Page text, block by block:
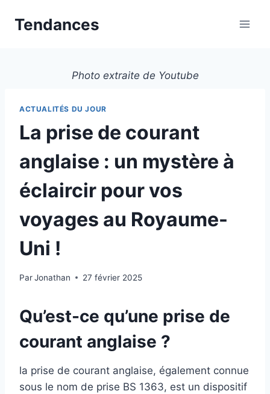
Tendances
Photo extraite de Youtube
ACTUALITÉS DU JOUR
La prise de courant
anglaise : un mystère à
éclaircir pour vos
voyages au Royaume-
Uni !
ParJonathan 27 février 2025
Qu’est-ce qu’une prise de
courant anglaise ?
la prise de courant anglaise, également connue
sous le nom de prise BS 1363, est un dispositif